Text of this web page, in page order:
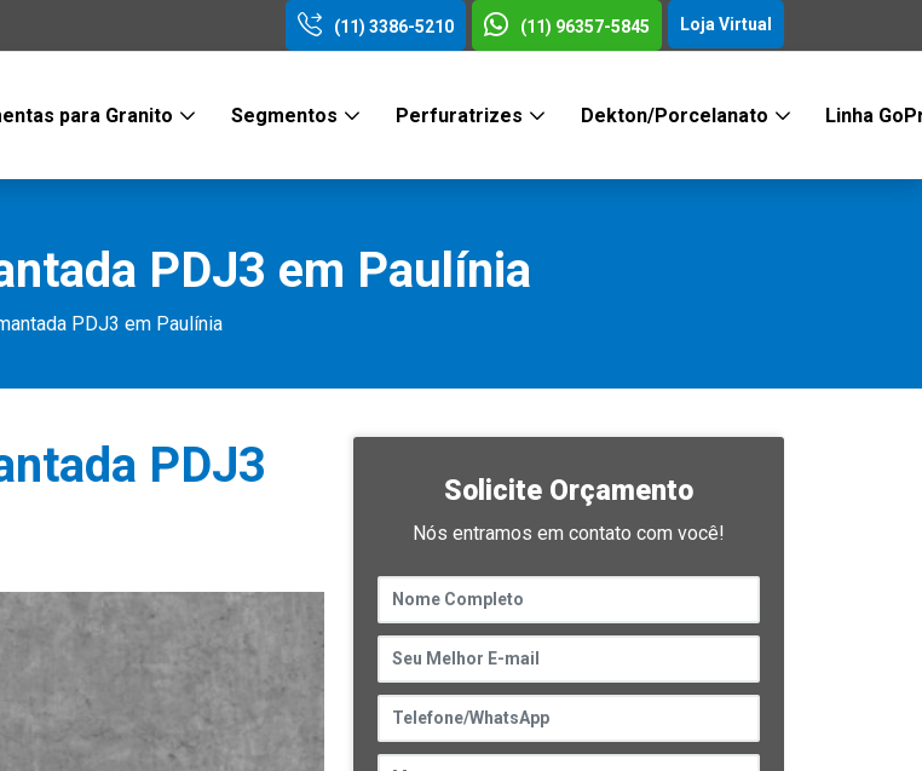
(11) 3386-5210 (11) 96357-5845 Loja Virtual
para Granito Segmentos Perfuratrizes Dekton/Porcelanato Linha
PDJ3 em Paulínia
PDJ3 em Paulínia
PDJ3
Solicite Orçamento
Nós entramos em contato com você!